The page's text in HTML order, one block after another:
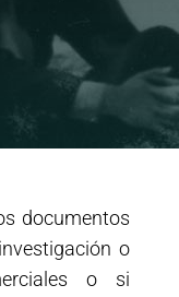
documentos
o
o si